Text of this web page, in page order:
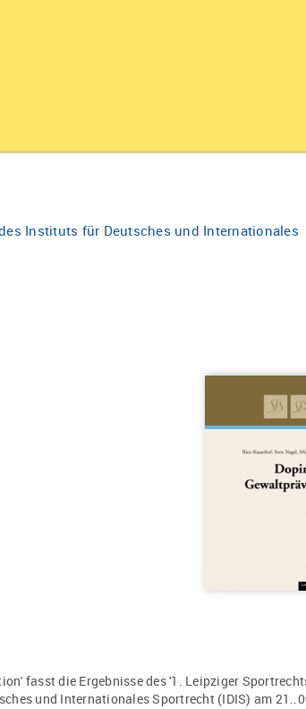
Instituts für Deutsches und Internationales
fasst die Ergebnisse des '1. Leipziger
und Internationales Sportrecht (IDIS) am